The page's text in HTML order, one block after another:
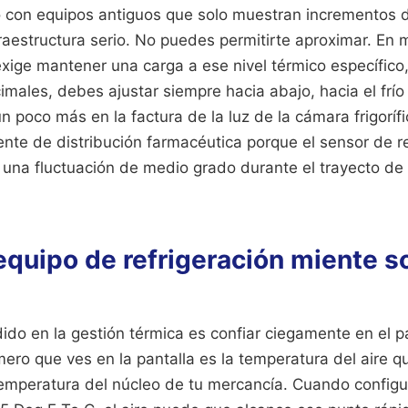
equipos antiguos que solo muestran incrementos
serio. No puedes permitirte aproximar. En
mantener una carga a ese nivel térmico
debes ajustar siempre hacia abajo, hacia el
poco más en la factura de la luz de la cámara
de distribución farmacéutica porque el sensor de
fluctuación de medio grado durante el trayecto
de refrigeración miente
en la gestión térmica es confiar ciegamente en el
que ves en la pantalla es la temperatura del aire
del núcleo de tu mercancía. Cuando